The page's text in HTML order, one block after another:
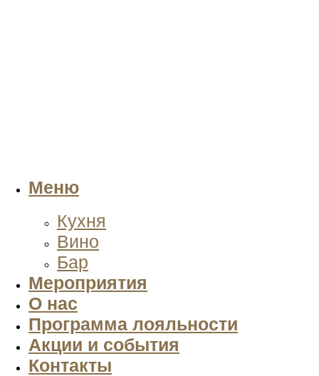
Меню
Кухня
Вино
Бар
Мероприятия
О нас
Программа лояльности
Акции и события
Контакты